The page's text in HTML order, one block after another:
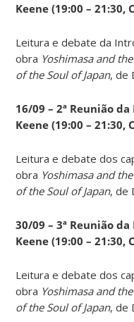
Keene (19:00 – 21:30,
Leitura e debate da
obra Yoshimasa and
of the Soul of Japan, de
16/09 – 2ª Reunião
Keene (19:00 – 21:30,
Leitura e debate dos
obra Yoshimasa and
of the Soul of Japan, de
30/09 – 3ª Reunião
Keene (19:00 – 21:30,
Leitura e debate dos
obra Yoshimasa and
of the Soul of Japan, de